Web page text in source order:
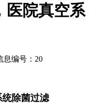
医院真空系
息编号：20
统除菌过滤